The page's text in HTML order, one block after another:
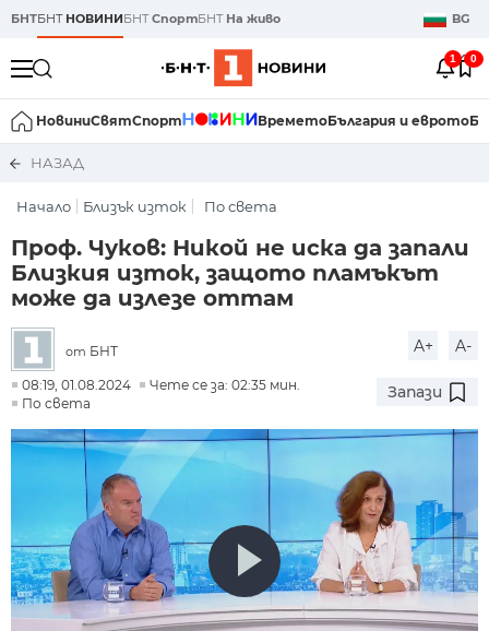
БНТБНТ НОВИНИБНТСпортБНТ На живо BG
1 0
НовиниСвятСпорт ВреметоБългария и еврото
НАЗАД
Начало Близък изток По света
Проф. Чуков: Никой не иска да запали
Близкия изток, защото пламъкът
може да излезе оттам
от БНТ A+ A-
08:19, 01.08.2024
Чете се за: 02:35 мин.
По света
Запази